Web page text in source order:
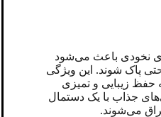
نخودی باعث می‌شود
پاک شوند. این ویژگی
زیبایی و تمیزی
جذاب با یک دستمال
می‌شوند‌.